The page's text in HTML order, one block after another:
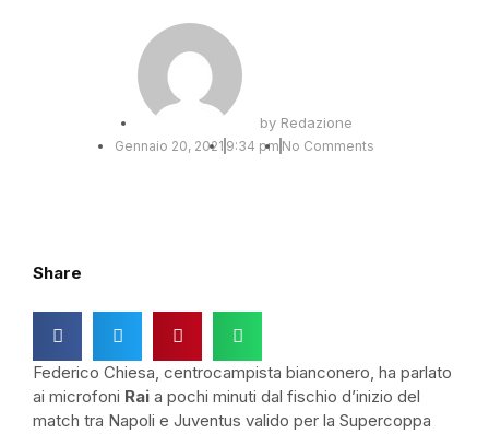
byRedazione
Gennaio 20, 2021 9:34 pm No Comments
Share
Federico Chiesa, centrocampista bianconero, ha parlato
ai microfoni Rai a pochi minuti dal fischio d’inizio del
match tra Napoli e Juventus valido per la Supercoppa